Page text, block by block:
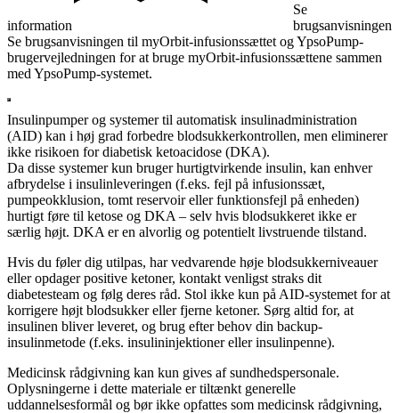
information
Se
brugsanvisningen
Se brugsanvisningen til myOrbit-infusionssættet og YpsoPump-
brugervejledningen for at bruge myOrbit-infusionssættene sammen
med YpsoPump-systemet.
Insulinpumper og systemer til automatisk insulinadministration
(AID) kan i høj grad forbedre blodsukkerkontrollen, men eliminerer
ikke risikoen for diabetisk ketoacidose (DKA).
Da disse systemer kun bruger hurtigtvirkende insulin, kan enhver
afbrydelse i insulinleveringen (f.eks. fejl på infusionssæt,
pumpeokklusion, tomt reservoir eller funktionsfejl på enheden)
hurtigt føre til ketose og DKA – selv hvis blodsukkeret ikke er
særlig højt. DKA er en alvorlig og potentielt livstruende tilstand.
Hvis du føler dig utilpas, har vedvarende høje blodsukkerniveauer
eller opdager positive ketoner, kontakt venligst straks dit
diabetesteam og følg deres råd. Stol ikke kun på AID-systemet for at
korrigere højt blodsukker eller fjerne ketoner. Sørg altid for, at
insulinen bliver leveret, og brug efter behov din backup-
insulinmetode (f.eks. insulininjektioner eller insulinpenne).
Medicinsk rådgivning kan kun gives af sundhedspersonale.
Oplysningerne i dette materiale er tiltænkt generelle
uddannelsesformål og bør ikke opfattes som medicinsk rådgivning,